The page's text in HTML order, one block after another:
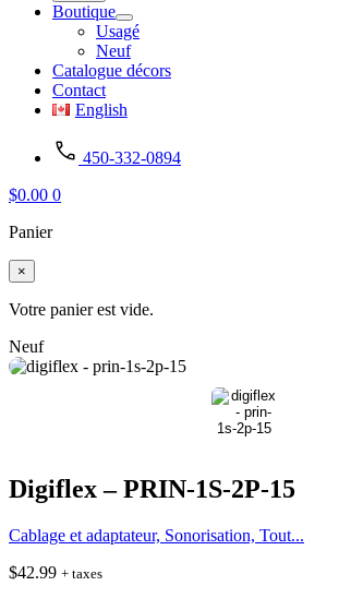
Boutique
Usagé
Neuf
Catalogue décors
Contact
English
450-332-0894
$0.00 0
Panier
×
Votre panier est vide.
Neuf
Digiflex – PRIN-1S-2P-15
Cablage et adaptateur, Sonorisation, Tout...
$42.99 + taxes